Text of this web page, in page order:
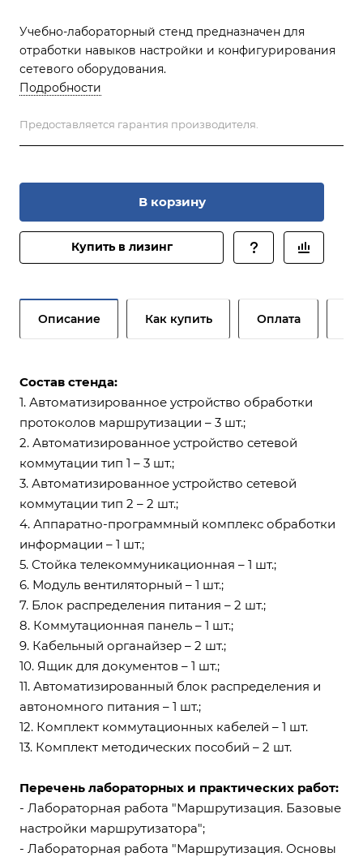
Учебно-лабораторный стенд предназначен для
отработки навыков настройки и конфигурирования
сетевого оборудования.
Подробности
Предоставляется гарантия производителя.
В корзину
Купить в лизинг
Описание Как купить Оплата
Состав стенда:
1. Автоматизированное устройство обработки
протоколов маршрутизации – 3 шт.;
2. Автоматизированное устройство сетевой
коммутации тип 1 – 3 шт.;
3. Автоматизированное устройство сетевой
коммутации тип 2 – 2 шт.;
4. Аппаратно-программный комплекс обработки
информации – 1 шт.;
5. Стойка телекоммуникационная – 1 шт.;
6. Модуль вентиляторный – 1 шт.;
7. Блок распределения питания – 2 шт.;
8. Коммутационная панель – 1 шт.;
9. Кабельный органайзер – 2 шт.;
10. Ящик для документов – 1 шт.;
11. Автоматизированный блок распределения и
автономного питания – 1 шт.;
12. Комплект коммутационных кабелей – 1 шт.
13. Комплект методических пособий – 2 шт.
Перечень лабораторных и практических работ:
- Лабораторная работа "Маршрутизация. Базовые
настройки маршрутизатора";
- Лабораторная работа "Маршрутизация. Основы